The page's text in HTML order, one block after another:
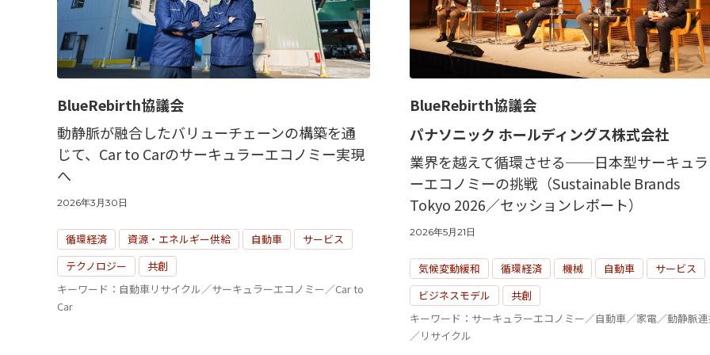
BlueRebirth協議会
動静脈が融合したバリューチェーンの構築を通
じて、Car to Carのサーキュラーエコノミー実現
へ
2026年3月30日
循環経済 資源・エネルギー供給 自動車
サービス
テクノロジー
共創
キーワード：自動車リサイクル／サーキュラーエコノミー／Car to
Car
BlueRebirth協議会
パナソニック ホールディングス株式会社
業界を越えて循環させる──日本型サーキュラ
ーエコノミーの挑戦（Sustainable Brands
Tokyo 2026／セッションレポート）
2026年5月21日
気候変動緩和 循環経済 機械 自動車
サービス
ビジネスモデル
共創
キーワード：サーキュラーエコノミー／自動車／家電／動静脈
／リサイクル